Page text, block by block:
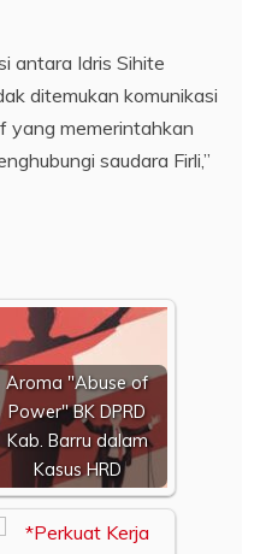
antara Idris Sihite
ditemukan komunikasi
yang memerintahkan
saudara Firli,”
Aroma "Abuse of
Power" BK DPRD
Kab. Barru dalam
Kasus HRD